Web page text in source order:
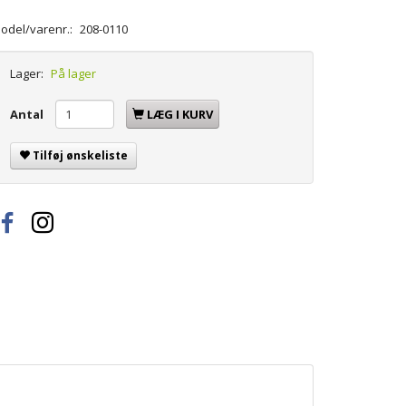
varenr.: 208-0110
Lager: På lager
Antal LÆG I KURV
Tilføj ønskeliste